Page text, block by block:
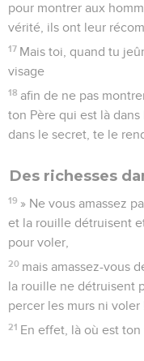
pour montrer aux
vérité, ils ont leur
17 Mais toi, quand tu
visage
18 afin de ne pas
ton Père qui est là
dans le secret, te le
Des richesses
19 » Ne vous amassez
et la rouille détruisent
pour voler,
20 mais amassez-vous
la rouille ne détruisent
percer les murs ni voler
21 En effet, là où est